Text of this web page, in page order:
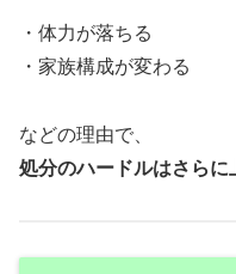
・体力が落ちる
・家族構成が変わる
などの理由で、
処分のハードルはさらに